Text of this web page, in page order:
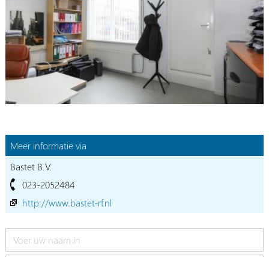
Meer informatie via
Bastet B.V.
023-2052484
http://www.bastet-rf.nl